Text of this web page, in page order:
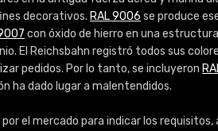
decorativos. RAL 9006 se produce
con óxido de hierro en una
El Reichsbahn registró todos sus
pedidos. Por lo tanto, se incluyeron
ha dado lugar a malentendidos.
el mercado para indicar los requisitos,